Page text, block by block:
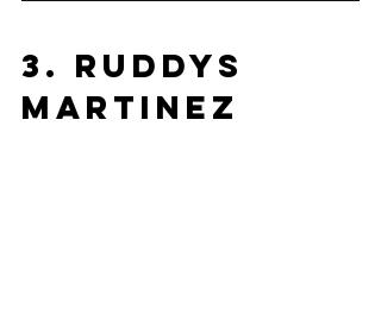
3. Ruddys
Martinez